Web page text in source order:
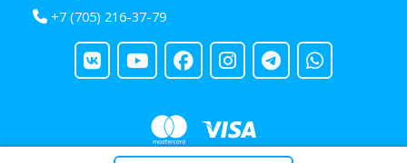
+7 (705) 216-37-79